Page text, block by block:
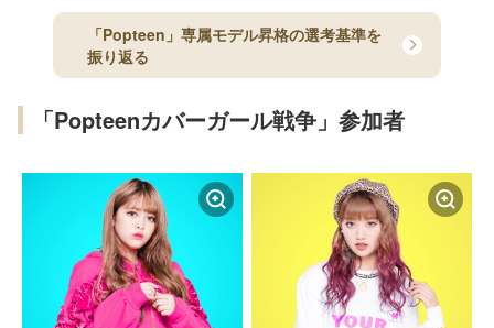
「Popteen」専属モデル昇格の選考基準を
振り返る
「Popteenカバーガール戦争」参加者